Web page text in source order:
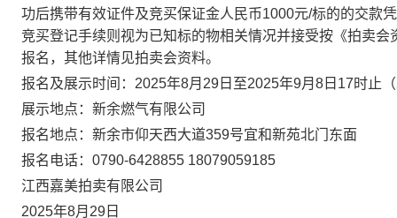
功后携带有效证件及竞买保证金人民币1000元/标的的交款
竞买登记手续则视为已知标的物相关情况并接受按《拍卖
报名，其他详情见拍卖会资料。
报名及展示时间：2025年8月29日至2025年9月8日17时止
展示地点：新余燃气有限公司
报名地点：新余市仰天西大道359号宜和新苑北门东面
报名电话：0790-6428855 18079059185
江西嘉美拍卖有限公司
2025年8月29日